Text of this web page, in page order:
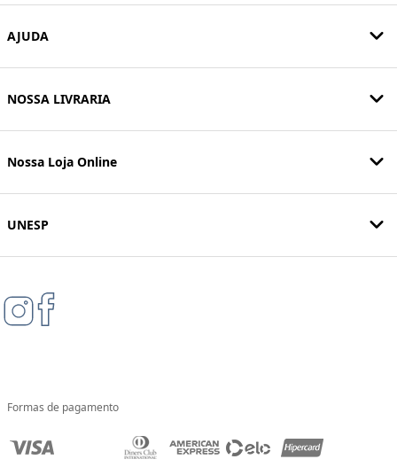
AJUDA
NOSSA LIVRARIA
Nossa Loja Online
UNESP
Formas de pagamento